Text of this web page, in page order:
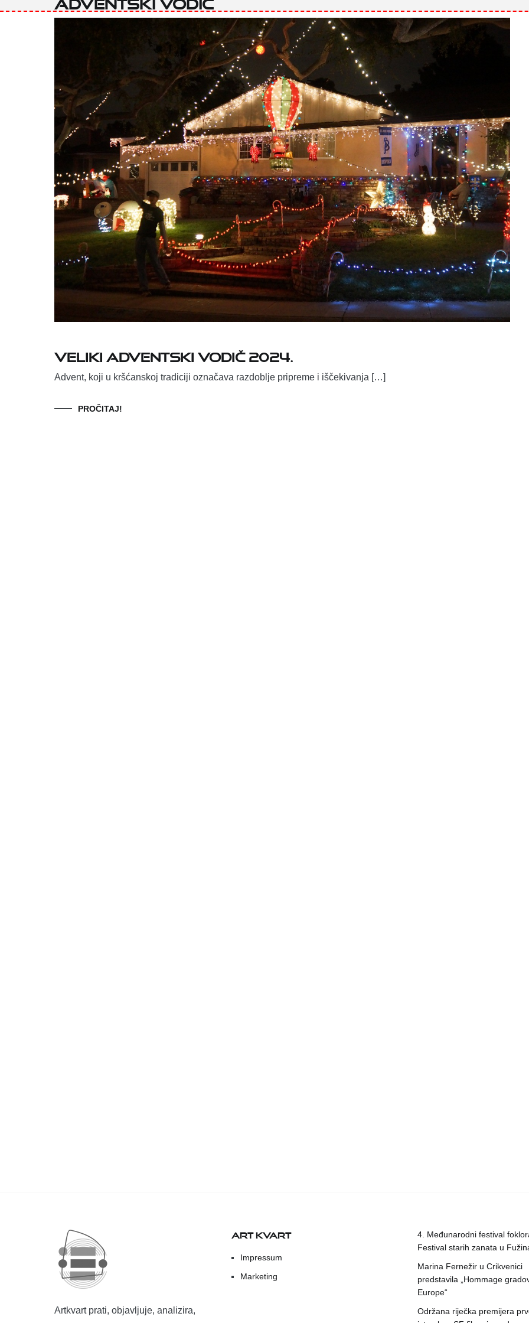
VELIKI ADVENTSKI VODIČ 2024.
Advent, koji u kršćanskoj tradiciji označava razdoblje pripreme i iščekivanja […]
PROČITAJ!
Artkvart prati, objavljuje, analizira,
ART KVART
Impressum
Marketing
4. Međunarodni festival
Festival starih zanata u
Marina Fernežir u Crikvenici
predstavila „Hommage
Europe“
Održana riječka premijera